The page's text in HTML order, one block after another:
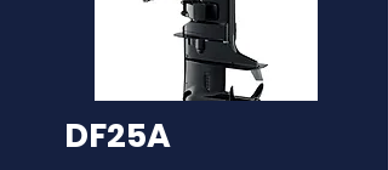
DF25A